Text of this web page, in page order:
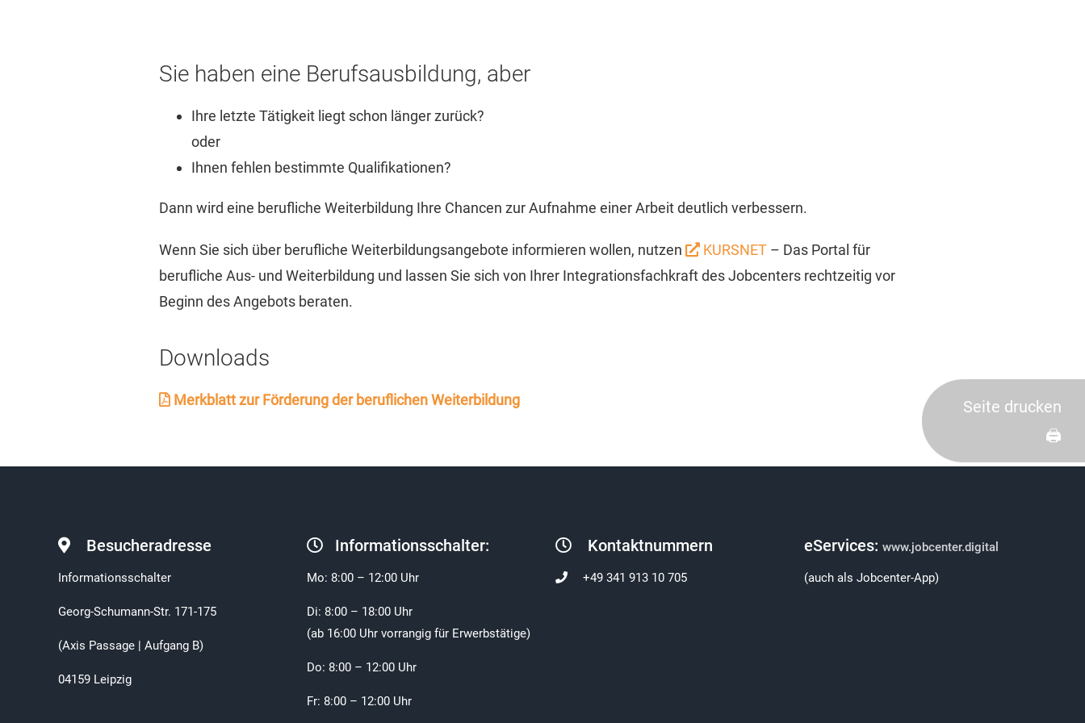
Seite drucken
🖨️
Sie haben eine Berufsausbildung, aber
Ihre letzte Tätigkeit liegt schon länger zurück?
oder
Ihnen fehlen bestimmte Qualifikationen?
Dann wird eine berufliche Weiterbildung Ihre Chancen zur Aufnahme einer Arbeit deutlich verbessern.
Wenn Sie sich über berufliche Weiterbildungsangebote informieren wollen, nutzen KURSNET– Das Portal für
berufliche Aus- und Weiterbildung und lassen Sie sich von Ihrer Integrationsfachkraft des Jobcenters rechtzeitig vor
Beginn des Angebots beraten.
Downloads
Merkblatt zur Förderung der beruflichen Weiterbildung
Besucheradresse
Informationsschalter
Georg-Schumann-Str. 171-175
(Axis Passage | Aufgang B)
04159 Leipzig
Informationsschalter:
Mo: 8:00 – 12:00 Uhr
Di: 8:00 – 18:00 Uhr
(ab 16:00 Uhr vorrangig für Erwerbstätige)
Do: 8:00 – 12:00 Uhr
Fr: 8:00 – 12:00 Uhr
Kontaktnummern
+49 341 913 10 705
eServices: www.jobcenter.digital
(auch als Jobcenter-App)